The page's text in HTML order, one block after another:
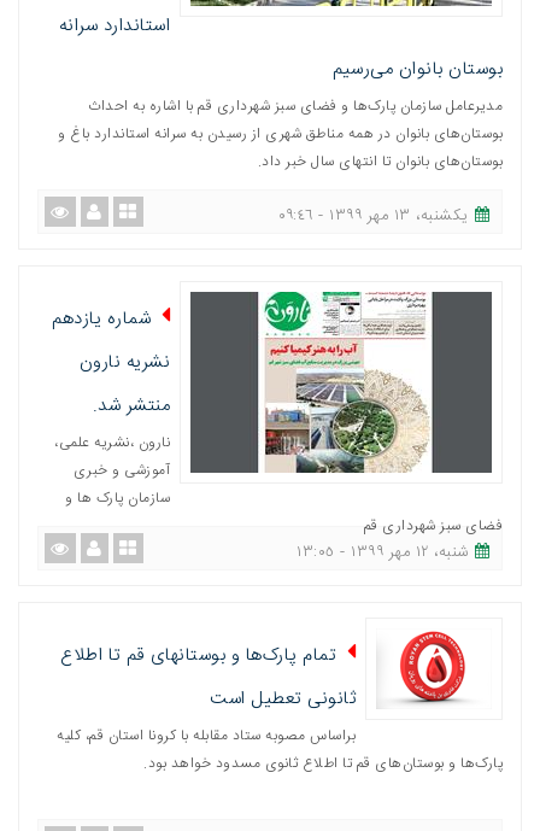
استاندارد سرانه
بوستان بانوان می‌رسیم
مدیرعامل سازمان پارک‌ها و فضای سبز شهرداری قم با اشاره به احداث
بوستان‌های بانوان در همه مناطق شهری از رسیدن به سرانه استاندارد باغ و
بوستان‌های بانوان تا انتهای سال خبر داد.
یکشنبه، ١٣ مهر ١٣٩٩ - ٠٩:٤٦
شماره یازدهم
نشریه نارون
منتشر شد.
نارون ،نشریه علمی،
آموزشی و خبری
سازمان پارک ها و
فضای سبز شهرداری قم
شنبه، ١٢ مهر ١٣٩٩ - ١٣:٠٥
تمام پارک‌ها و بوستانهای قم تا اطلاع
ثانونی تعطیل است
براساس مصوبه ستاد مقابله با کرونا استان قم، کلیه
پارک‌ها و بوستان‌های قم تا اطلاع ثانوی مسدود خواهد بود.